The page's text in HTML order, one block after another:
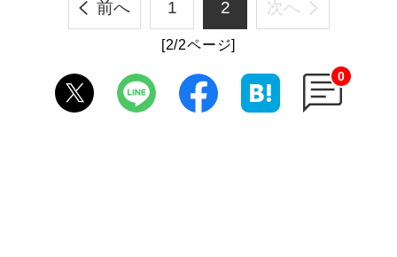
前へ 1 2 次へ
[2/2ページ]
0